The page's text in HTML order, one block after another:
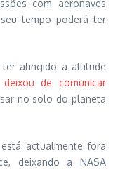
com aeronaves
tempo poderá ter
atingido a altitude
deixou de comunicar
no solo do planeta
actualmente fora
deixando a NASA